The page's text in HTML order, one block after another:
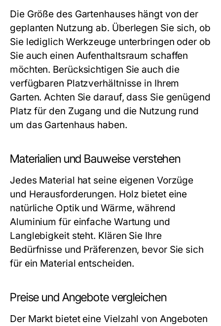
Die Größe des Gartenhauses hängt von der
geplanten Nutzung ab. Überlegen Sie sich, ob
Sie lediglich Werkzeuge unterbringen oder ob
Sie auch einen Aufenthaltsraum schaffen
möchten. Berücksichtigen Sie auch die
verfügbaren Platzverhältnisse in Ihrem
Garten. Achten Sie darauf, dass Sie genügend
Platz für den Zugang und die Nutzung rund
um das Gartenhaus haben.
Materialien und Bauweise verstehen
Jedes Material hat seine eigenen Vorzüge
und Herausforderungen. Holz bietet eine
natürliche Optik und Wärme, während
Aluminium für einfache Wartung und
Langlebigkeit steht. Klären Sie Ihre
Bedürfnisse und Präferenzen, bevor Sie sich
für ein Material entscheiden.
Preise und Angebote vergleichen
Der Markt bietet eine Vielzahl von Angeboten